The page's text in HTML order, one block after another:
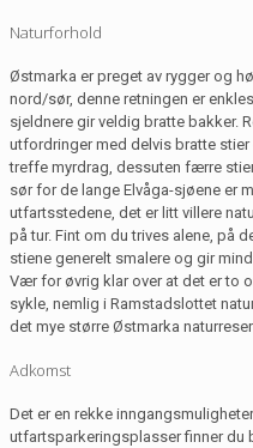
Naturforhold
Østmarka er preget av rygger og
nord/sør, denne retningen er
sjeldnere gir veldig bratte bakker.
utfordringer med delvis bratte
treffe myrdrag, dessuten færre
sør for de lange Elvåga-sjøene er
utfartsstedene, det er litt villere
på tur. Fint om du trives alene, på
stiene generelt smalere og gir
Vær for øvrig klar over at det er to
sykle, nemlig i Ramstadslottet
det mye større Østmarka
Adkomst
Det er en rekke
utfartsparkeringsplasser finner du